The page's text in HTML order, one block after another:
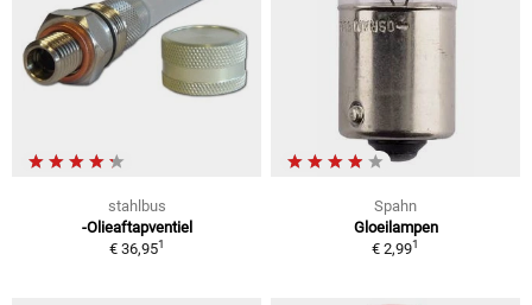
stahlbus
-Olieaftapventiel
€ 36,951
Spahn
Gloeilampen
€ 2,991